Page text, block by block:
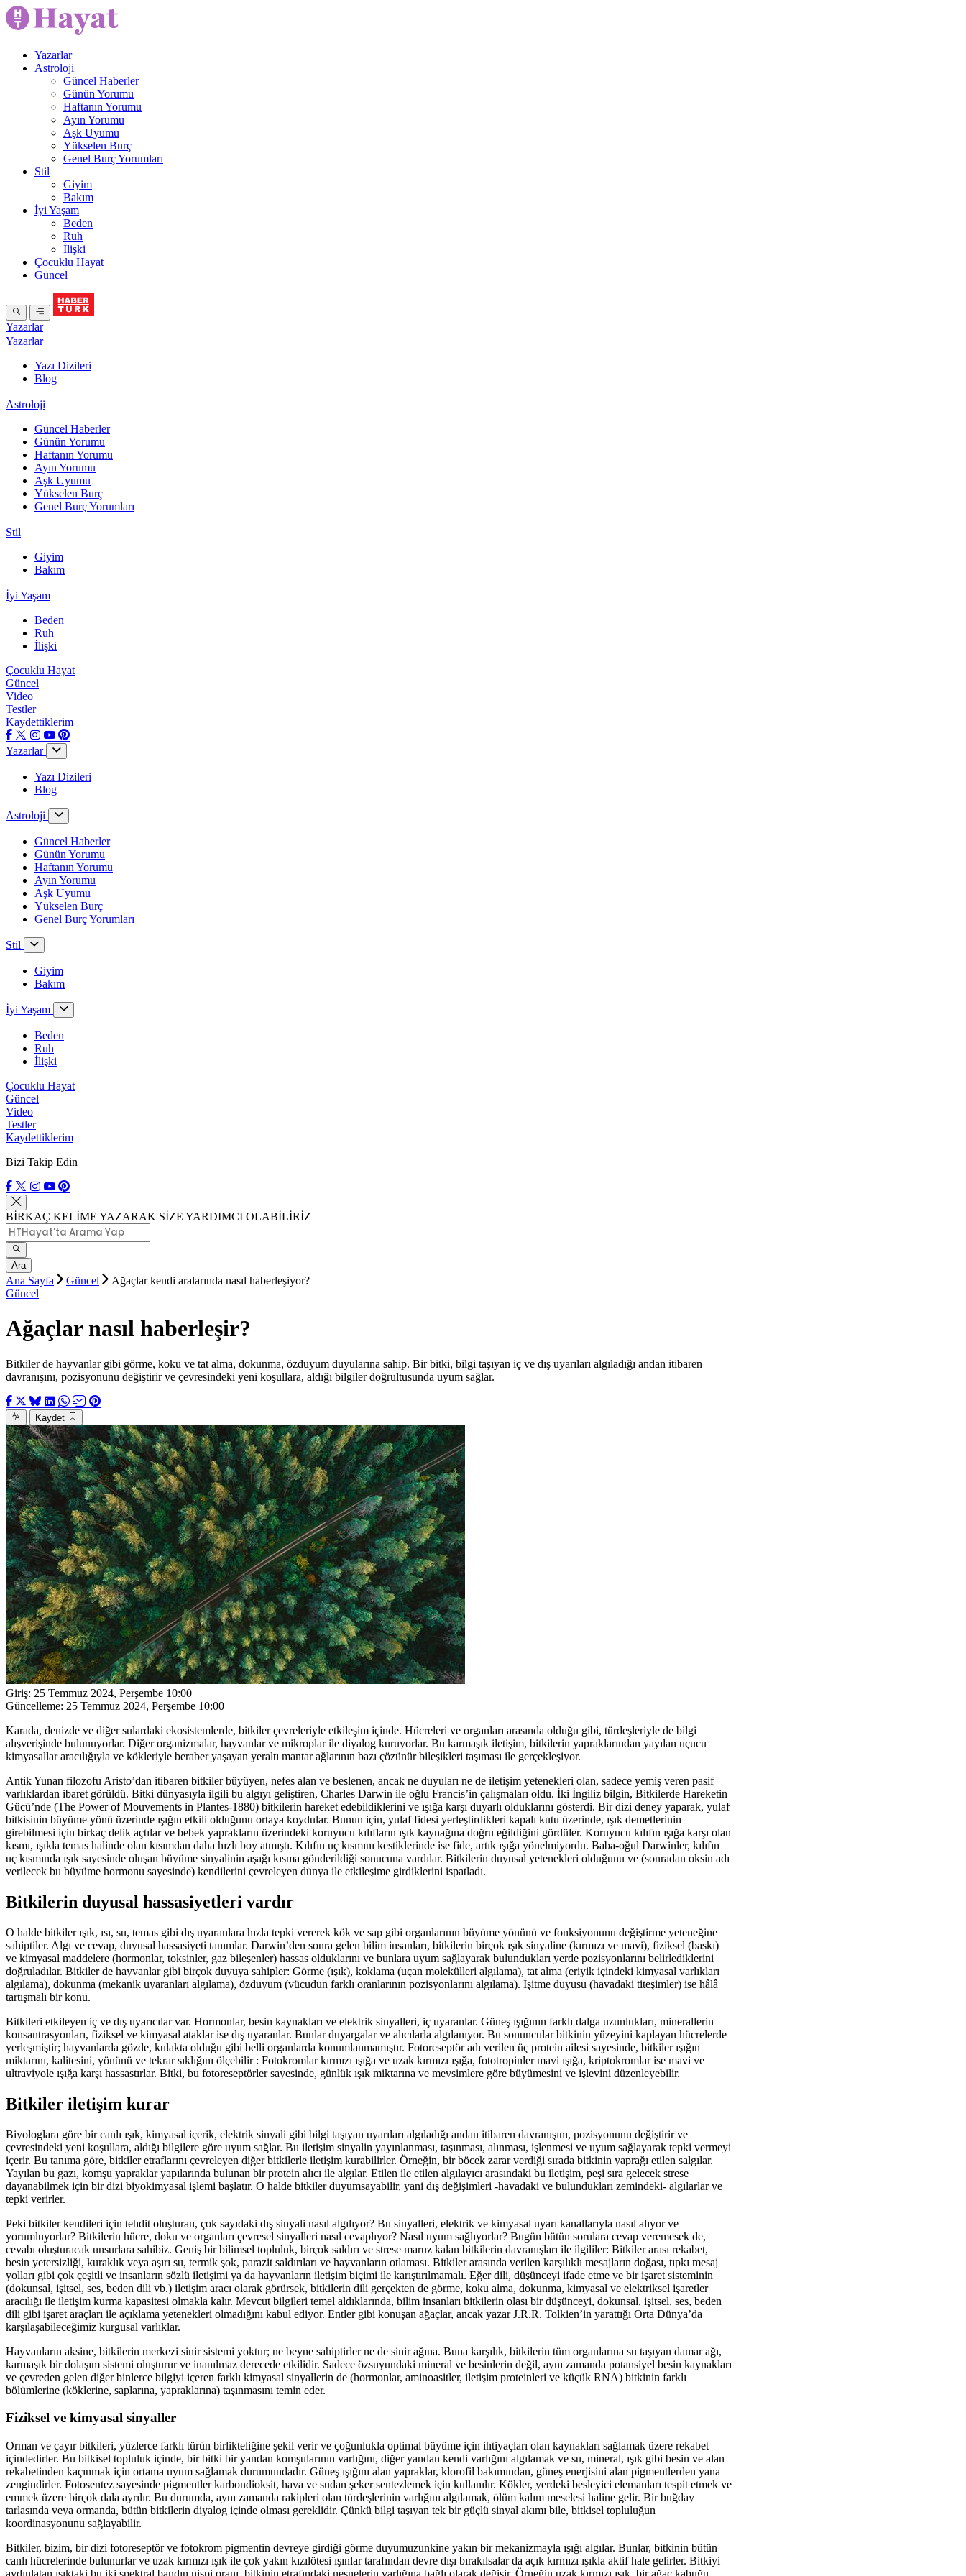
Yazarlar
Astroloji
Güncel Haberler
Günün Yorumu
Haftanın Yorumu
Ayın Yorumu
Aşk Uyumu
Yükselen Burç
Genel Burç Yorumları
Stil
Giyim
Bakım
İyi Yaşam
Beden
Ruh
İlişki
Çocuklu Hayat
Güncel
Yazarlar
Yazarlar
Yazı Dizileri
Blog
Astroloji
Güncel Haberler
Günün Yorumu
Haftanın Yorumu
Ayın Yorumu
Aşk Uyumu
Yükselen Burç
Genel Burç Yorumları
Stil
Giyim
Bakım
İyi Yaşam
Beden
Ruh
İlişki
Çocuklu Hayat
Güncel
Video
Testler
Kaydettiklerim
Yazarlar
Yazı Dizileri
Blog
Astroloji
Güncel Haberler
Günün Yorumu
Haftanın Yorumu
Ayın Yorumu
Aşk Uyumu
Yükselen Burç
Genel Burç Yorumları
Stil
Giyim
Bakım
İyi Yaşam
Beden
Ruh
İlişki
Çocuklu Hayat
Güncel
Video
Testler
Kaydettiklerim
Bizi Takip Edin
BİRKAÇ KELİME YAZARAK SİZE YARDIMCI OLABİLİRİZ
Ara
Ana Sayfa Güncel
Ağaçlar kendi aralarında nasıl haberleşiyor?
Güncel
Ağaçlar nasıl haberleşir?
Bitkiler de hayvanlar gibi görme, koku ve tat alma, dokunma, özduyum duyularına sahip. Bir bitki, bilgi taşıyan iç ve dış uyarıları algıladığı andan itibaren
davranışını, pozisyonunu değiştirir ve çevresindeki yeni koşullara, aldığı bilgiler doğrultusunda uyum sağlar.
Kaydet
Giriş: 25 Temmuz 2024, Perşembe 10:00
Güncelleme: 25 Temmuz 2024, Perşembe 10:00
Karada, denizde ve diğer sulardaki ekosistemlerde, bitkiler çevreleriyle etkileşim içinde. Hücreleri ve organları arasında olduğu gibi, türdeşleriyle de bilgi
alışverişinde bulunuyorlar. Diğer organizmalar, hayvanlar ve mikroplar ile diyalog kuruyorlar. Bu karmaşık iletişim, bitkilerin yapraklarından yayılan uçucu
kimyasallar aracılığıyla ve kökleriyle beraber yaşayan yeraltı mantar ağlarının bazı çözünür bileşikleri taşıması ile gerçekleşiyor.
Antik Yunan filozofu Aristo’dan itibaren bitkiler büyüyen, nefes alan ve beslenen, ancak ne duyuları ne de iletişim yetenekleri olan, sadece yemiş veren pasif
varlıklardan ibaret görüldü. Bitki dünyasıyla ilgili bu algıyı geliştiren, Charles Darwin ile oğlu Francis’in çalışmaları oldu. İki İngiliz bilgin, Bitkilerde Hareketin
Gücü’nde (The Power of Mouvements in Plantes-1880) bitkilerin hareket edebildiklerini ve ışığa karşı duyarlı olduklarını gösterdi. Bir dizi deney yaparak, yulaf
bitkisinin büyüme yönü üzerinde ışığın etkili olduğunu ortaya koydular. Bunun için, yulaf fidesi yerleştirdikleri kapalı kutu üzerinde, ışık demetlerinin
girebilmesi için birkaç delik açtılar ve bebek yaprakların üzerindeki koruyucu kılıfların ışık kaynağına doğru eğildiğini gördüler. Koruyucu kılıfın ışığa karşı olan
kısmı, ışıkla temas halinde olan kısımdan daha hızlı boy atmıştı. Kılıfın uç kısmını kestiklerinde ise fide, artık ışığa yönelmiyordu. Baba-oğul Darwinler, kılıfın
uç kısmında ışık sayesinde oluşan büyüme sinyalinin aşağı kısma gönderildiği sonucuna vardılar. Bitkilerin duyusal yetenekleri olduğunu ve (sonradan oksin adı
verilecek bu büyüme hormonu sayesinde) kendilerini çevreleyen dünya ile etkileşime girdiklerini ispatladı.
Bitkilerin duyusal hassasiyetleri vardır
O halde bitkiler ışık, ısı, su, temas gibi dış uyaranlara hızla tepki vererek kök ve sap gibi organlarının büyüme yönünü ve fonksiyonunu değiştirme yeteneğine
sahiptiler. Algı ve cevap, duyusal hassasiyeti tanımlar. Darwin’den sonra gelen bilim insanları, bitkilerin birçok ışık sinyaline (kırmızı ve mavi), fiziksel (baskı)
ve kimyasal maddelere (hormonlar, toksinler, gaz bileşenler) hassas olduklarını ve bunlara uyum sağlayarak bulundukları yerde pozisyonlarını belirlediklerini
doğruladılar. Bitkiler de hayvanlar gibi birçok duyuya sahipler: Görme (ışık), koklama (uçan molekülleri algılama), tat alma (eriyik içindeki kimyasal varlıkları
algılama), dokunma (mekanik uyaranları algılama), özduyum (vücudun farklı oranlarının pozisyonlarını algılama). İşitme duyusu (havadaki titeşimler) ise hâlâ
tartışmalı bir konu.
Bitkileri etkileyen iç ve dış uyarıcılar var. Hormonlar, besin kaynakları ve elektrik sinyalleri, iç uyaranlar. Güneş ışığının farklı dalga uzunlukları, minerallerin
konsantrasyonları, fiziksel ve kimyasal ataklar ise dış uyaranlar. Bunlar duyargalar ve alıcılarla algılanıyor. Bu sonuncular bitkinin yüzeyini kaplayan hücrelerde
yerleşmiştir; hayvanlarda gözde, kulakta olduğu gibi belli organlarda konumlanmamıştır. Fotoreseptör adı verilen üç protein ailesi sayesinde, bitkiler ışığın
miktarını, kalitesini, yönünü ve tekrar sıklığını ölçebilir : Fotokromlar kırmızı ışığa ve uzak kırmızı ışığa, fototropinler mavi ışığa, kriptokromlar ise mavi ve
ultraviyole ışığa karşı hassastırlar. Bitki, bu fotoreseptörler sayesinde, günlük ışık miktarına ve mevsimlere göre büyümesini ve işlevini düzenleyebilir.
Bitkiler iletişim kurar
Biyologlara göre bir canlı ışık, kimyasal içerik, elektrik sinyali gibi bilgi taşıyan uyarıları algıladığı andan itibaren davranışını, pozisyonunu değiştirir ve
çevresindeki yeni koşullara, aldığı bilgilere göre uyum sağlar. Bu iletişim sinyalin yayınlanması, taşınması, alınması, işlenmesi ve uyum sağlayarak tepki vermeyi
içerir. Bu tanıma göre, bitkiler etraflarını çevreleyen diğer bitkilerle iletişim kurabilirler. Örneğin, bir böcek zarar verdiği sırada bitkinin yaprağı etilen salgılar.
Yayılan bu gazı, komşu yapraklar yapılarında bulunan bir protein alıcı ile algılar. Etilen ile etilen algılayıcı arasındaki bu iletişim, peşi sıra gelecek strese
dayanabilmek için bir dizi biyokimyasal işlemi başlatır. O halde bitkiler duyumsayabilir, yani dış değişimleri -havadaki ve bulundukları zemindeki- algılarlar ve
tepki verirler.
Peki bitkiler kendileri için tehdit oluşturan, çok sayıdaki dış sinyali nasıl algılıyor? Bu sinyalleri, elektrik ve kimyasal uyarı kanallarıyla nasıl alıyor ve
yorumluyorlar? Bitkilerin hücre, doku ve organları çevresel sinyalleri nasıl cevaplıyor? Nasıl uyum sağlıyorlar? Bugün bütün sorulara cevap veremesek de,
cevabı oluşturacak unsurlara sahibiz. Geniş bir bilimsel topluluk, birçok saldırı ve strese maruz kalan bitkilerin davranışları ile ilgililer: Bitkiler arası rekabet,
besin yetersizliği, kuraklık veya aşırı su, termik şok, parazit saldırıları ve hayvanların otlaması. Bitkiler arasında verilen karşılıklı mesajların doğası, tıpkı mesaj
yolları gibi çok çeşitli ve insanların sözlü iletişimi ya da hayvanların iletişim biçimi ile karıştırılmamalı. Eğer dili, düşünceyi ifade etme ve bir işaret sisteminin
(dokunsal, işitsel, ses, beden dili vb.) iletişim aracı olarak görürsek, bitkilerin dili gerçekten de görme, koku alma, dokunma, kimyasal ve elektriksel işaretler
aracılığı ile iletişim kurma kapasitesi olmakla kalır. Mevcut bilgileri temel aldıklarında, bilim insanları bitkilerin olası bir düşünceyi, dokunsal, işitsel, ses, beden
dili gibi işaret araçları ile açıklama yetenekleri olmadığını kabul ediyor. Entler gibi konuşan ağaçlar, ancak yazar J.R.R. Tolkien’in yarattığı Orta Dünya’da
karşılaşabileceğimiz kurgusal varlıklar.
Hayvanların aksine, bitkilerin merkezi sinir sistemi yoktur; ne beyne sahiptirler ne de sinir ağına. Buna karşılık, bitkilerin tüm organlarına su taşıyan damar ağı,
karmaşık bir dolaşım sistemi oluşturur ve inanılmaz derecede etkilidir. Sadece özsuyundaki mineral ve besinlerin değil, aynı zamanda potansiyel besin kaynakları
ve çevreden gelen diğer binlerce bilgiyi içeren farklı kimyasal sinyallerin de (hormonlar, aminoasitler, iletişim proteinleri ve küçük RNA) bitkinin farklı
bölümlerine (köklerine, saplarına, yapraklarına) taşınmasını temin eder.
Fiziksel ve kimyasal sinyaller
Orman ve çayır bitkileri, yüzlerce farklı türün birlikteliğine şekil verir ve çoğunlukla optimal büyüme için ihtiyaçları olan kaynakları sağlamak üzere rekabet
içindedirler. Bu bitkisel topluluk içinde, bir bitki bir yandan komşularının varlığını, diğer yandan kendi varlığını algılamak ve su, mineral, ışık gibi besin ve alan
rekabetinden kaçınmak için ortama uyum sağlamak durumundadır. Güneş ışığını alan yapraklar, klorofil bakımından, güneş enerjisini alan pigmentlerden yana
zengindirler. Fotosentez sayesinde pigmentler karbondioksit, hava ve sudan şeker sentezlemek için kullanılır. Kökler, yerdeki besleyici elemanları tespit etmek ve
emmek üzere birçok dala ayrılır. Bu durumda, aynı zamanda rakipleri olan türdeşlerinin varlığını algılamak, ölüm kalım meselesi haline gelir. Bir buğday
tarlasında veya ormanda, bütün bitkilerin diyalog içinde olması gereklidir. Çünkü bilgi taşıyan tek bir güçlü sinyal akımı bile, bitkisel topluluğun
koordinasyonunu sağlayabilir.
Bitkiler, bizim, bir dizi fotoreseptör ve fotokrom pigmentin devreye girdiği görme duyumuzunkine yakın bir mekanizmayla ışığı algılar. Bunlar, bitkinin bütün
canlı hücrelerinde bulunurlar ve uzak kırmızı ışık ile çok yakın kızılötesi ışınlar tarafından devre dışı bırakılsalar da açık kırmızı ışıkla aktif hale gelirler. Bitkiyi
aydınlatan ışıktaki bu iki spektral bandın nispi oranı, bitkinin etrafındaki nesnelerin varlığına bağlı olarak değişir. Örneğin uzak kırmızı ışık, bir ağaç kabuğu